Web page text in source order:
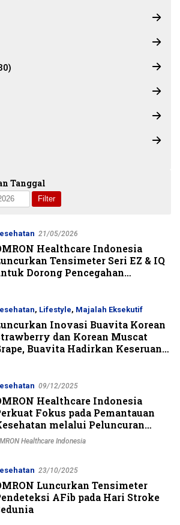
Tanggal
21/05/2026
Healthcare Indonesia
Tensimeter Seri EZ & IQ
Dorong Pencegahan
, Lifestyle, Majalah Eksekutif
01/2026
Inovasi Buavita Korean
dan Korean Muscat
Buavita Hadirkan Keseruan
09/12/2025
Healthcare Indonesia
Fokus pada Pemantauan
melalui Peluncuran
Tanpa Kontak
Healthcare Indonesia
23/10/2025
Luncurkan Tensimeter
AFib pada Hari Stroke